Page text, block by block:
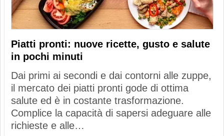
Piatti pronti: nuove ricette, gusto e salute
in pochi minuti
Dai primi ai secondi e dai contorni alle zuppe,
il mercato dei piatti pronti gode di ottima
salute ed è in costante trasformazione.
Complice la capacità di sapersi adeguare alle
richieste e alle…